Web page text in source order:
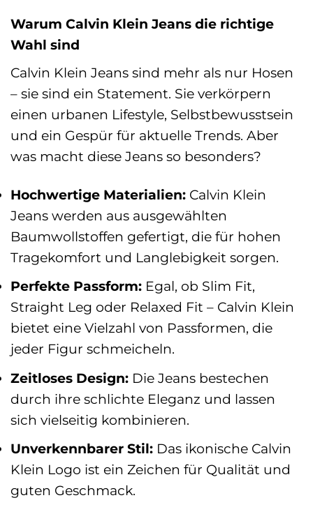
Warum Calvin Klein Jeans die richtige
Wahl sind
Calvin Klein Jeans sind mehr als nur Hosen
– sie sind ein Statement. Sie verkörpern
einen urbanen Lifestyle, Selbstbewusstsein
und ein Gespür für aktuelle Trends. Aber
was macht diese Jeans so besonders?
Hochwertige Materialien: Calvin Klein
Jeans werden aus ausgewählten
Baumwollstoffen gefertigt, die für hohen
Tragekomfort und Langlebigkeit sorgen.
Perfekte Passform: Egal, ob Slim Fit,
Straight Leg oder Relaxed Fit – Calvin Klein
bietet eine Vielzahl von Passformen, die
jeder Figur schmeicheln.
Zeitloses Design: Die Jeans bestechen
durch ihre schlichte Eleganz und lassen
sich vielseitig kombinieren.
Unverkennbarer Stil: Das ikonische Calvin
Klein Logo ist ein Zeichen für Qualität und
guten Geschmack.